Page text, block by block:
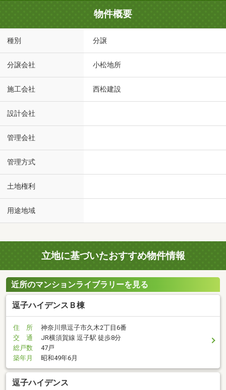
物件概要
種別 分譲
分譲会社 小松地所
施工会社 西松建設
設計会社
管理会社
管理方式
土地権利
用途地域
立地に基づいたおすすめ物件情報
近所のマンションライブラリーを見る
逗子ハイデンスＢ棟
住 所
神奈川県逗子市久木2丁目6番
交 通
JR横須賀線 逗子駅 徒歩8分
総戸数
47戸
築年月
昭和49年6月
逗子ハイデンス